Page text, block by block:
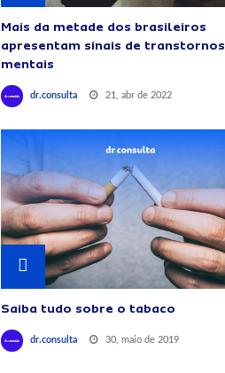
Mais da metade dos brasileiros
apresentam sinais de transtornos
mentais
dr.consulta 21, abr de 2022
Saiba tudo sobre o tabaco
dr.consulta 30, maio de 2019